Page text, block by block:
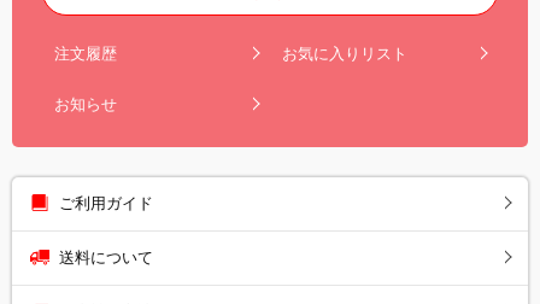
注文履歴 お気に入りリスト
お知らせ
ご利用ガイド
送料について